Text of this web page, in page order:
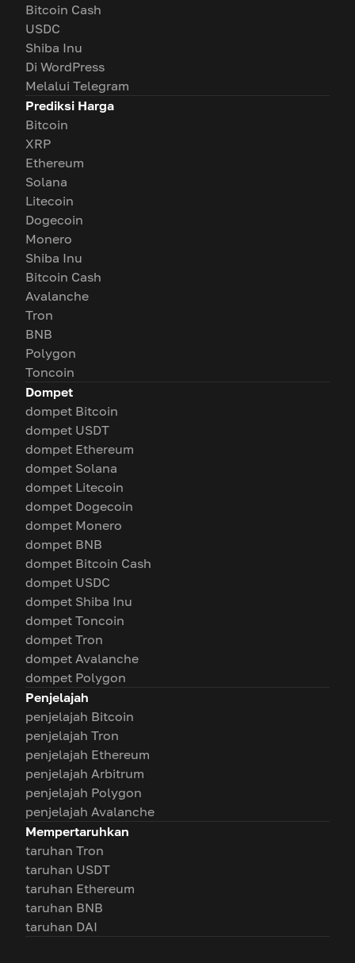
Bitcoin Cash
USDC
Shiba Inu
Di WordPress
Melalui Telegram
Prediksi Harga
Bitcoin
XRP
Ethereum
Solana
Litecoin
Dogecoin
Monero
Shiba Inu
Bitcoin Cash
Avalanche
Tron
BNB
Polygon
Toncoin
Dompet
dompet Bitcoin
dompet USDT
dompet Ethereum
dompet Solana
dompet Litecoin
dompet Dogecoin
dompet Monero
dompet BNB
dompet Bitcoin Cash
dompet USDC
dompet Shiba Inu
dompet Toncoin
dompet Tron
dompet Avalanche
dompet Polygon
Penjelajah
penjelajah Bitcoin
penjelajah Tron
penjelajah Ethereum
penjelajah Arbitrum
penjelajah Polygon
penjelajah Avalanche
Mempertaruhkan
taruhan Tron
taruhan USDT
taruhan Ethereum
taruhan BNB
taruhan DAI